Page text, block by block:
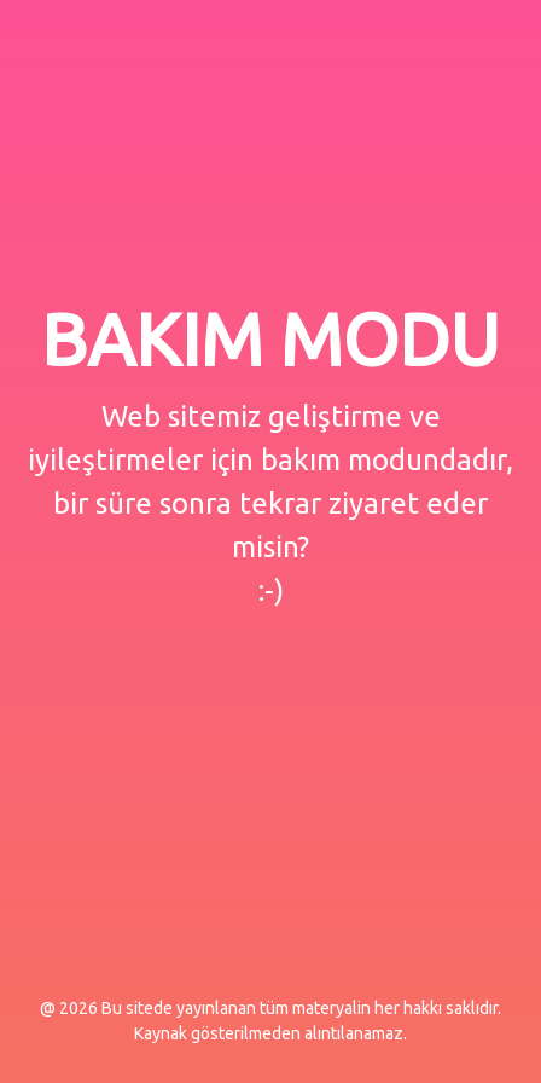
BAKIM MODU
Web sitemiz geliştirme ve
iyileştirmeler için bakım modundadır,
bir süre sonra tekrar ziyaret eder
misin?
:-)
@ 2026 Bu sitede yayınlanan tüm materyalin her hakkı saklıdır.
Kaynak gösterilmeden alıntılanamaz.